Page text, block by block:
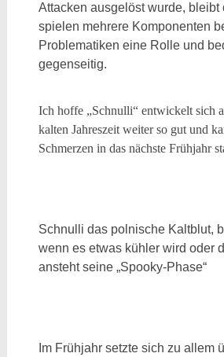
Attacken ausgelöst wurde, bleibt
spielen mehrere Komponenten
Problematiken eine Rolle und
gegenseitig.
Ich hoffe „Schnulli“ entwickelt sich
kalten Jahreszeit weiter so gut und
Schmerzen in das nächste Frühjahr
Schnulli das polnische Kaltblut,
wenn es etwas kühler wird oder
ansteht seine „Spooky-Phase“
Im Frühjahr setzte sich zu allem